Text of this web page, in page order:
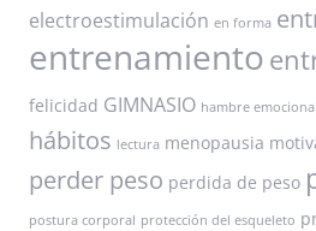
electroestimulación en forma
entrenamiento
felicidad GIMNASIO hambre emocional
hábitos lectura menopausia
perder peso perdida de peso
postura corporal protección del esqueleto